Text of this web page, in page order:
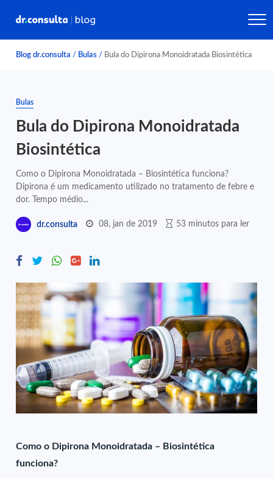
Blog dr.consulta / Bulas / Bula do Dipirona Monoidratada Biosintética
Bulas
Bula do Dipirona Monoidratada
Biosintética
Como o Dipirona Monoidratada – Biosintética funciona?
Dipirona é um medicamento utilizado no tratamento de febre e
dor. Tempo médio...
dr.consulta 08, jan de 2019 53 minutos para ler
Como o Dipirona Monoidratada – Biosintética
funciona?